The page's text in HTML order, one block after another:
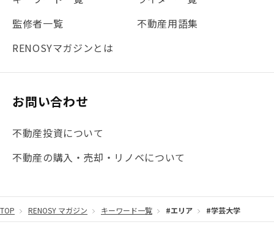
監修者一覧
不動産用語集
RENOSYマガジンとは
お問い合わせ
不動産投資について
不動産の購入・売却・リノベについて
TOP RENOSY マガジン キーワード一覧 #エリア #学芸大学